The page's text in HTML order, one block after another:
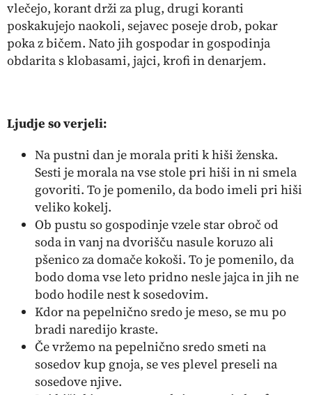
vlečejo, korantdrži za plug, drugi koranti
poskakujejo naokoli, sejavecposeje drob, pokar
poka z bičem. Nato jih gospodar in gospodinja
obdarita s klobasami, jajci, krofi in denarjem.
Ljudje so verjeli:
Na pustni dan je morala priti k hiši ženska.
Sesti je morala na vse stole pri hiši in ni smela
govoriti. To je pomenilo, da bodo imeli pri hiši
veliko kokelj.
Ob pustu so gospodinje vzele star obroč od
soda in vanj na dvorišču nasule koruzo ali
pšenico za domače kokoši. To je pomenilo, da
bodo doma vse leto pridno nesle jajca in jih ne
bodo hodile nest k sosedovim.
Kdor na pepelnično sredo je meso, se mu po
bradi naredijo kraste.
Če vržemo na pepelnično sredo smeti na
sosedov kup gnoja, se ves plevel preseli na
sosedove njive.